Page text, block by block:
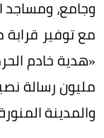
وجامع، ومساجد
مع توفير
مليون رسالة
والمدينة